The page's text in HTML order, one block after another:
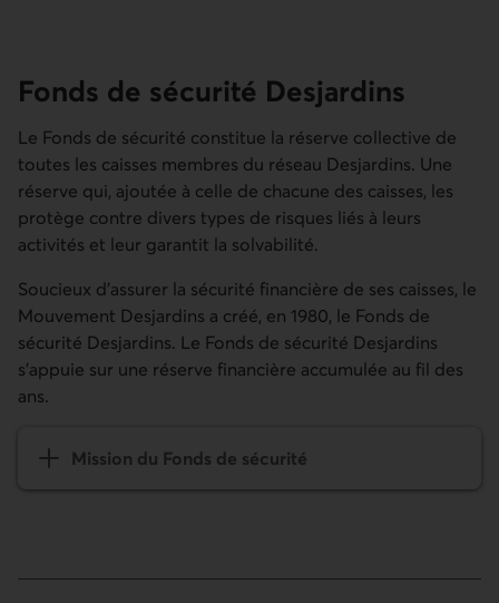
Fonds de sécurité Desjardins
Le Fonds de sécurité constitue la réserve collective de
toutes les caisses membres du réseau Desjardins. Une
réserve qui, ajoutée à celle de chacune des caisses, les
protège contre divers types de risques liés à leurs
activités et leur garantit la solvabilité.
Soucieux d'assurer la sécurité financière de ses caisses, le
Mouvement Desjardins a créé, en 1980, le Fonds de
sécurité Desjardins. Le Fonds de sécurité Desjardins
s'appuie sur une réserve financière accumulée au fil des
ans.
Mission du Fonds de sécurité